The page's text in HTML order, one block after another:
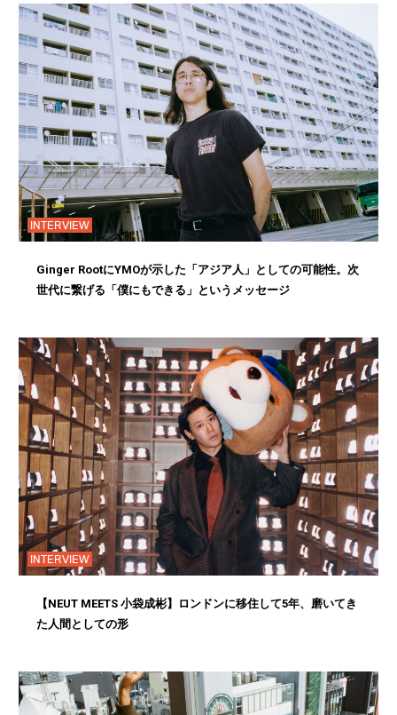
INTERVIEW
Ginger RootにYMOが示した「アジア人」としての可能性。次
世代に繋げる「僕にもできる」というメッセージ
INTERVIEW
【NEUT MEETS 小袋成彬】ロンドンに移住して5年、磨いてき
た人間としての形